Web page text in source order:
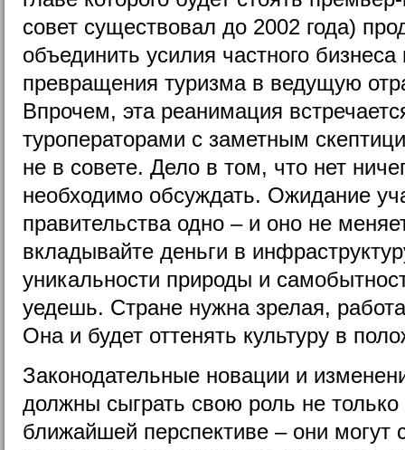
совет существовал до 2002 года)
объединить усилия частного бизнеса
превращения туризма в ведущую
Впрочем, эта реанимация
туроператорами с заметным
не в совете. Дело в том, что нет
необходимо обсуждать. Ожидание
правительства одно – и оно не
вкладывайте деньги в
уникальности природы и
уедешь. Стране нужна зрелая,
Она и будет оттенять культуру в
Законодательные новации и
должны сыграть свою роль не только
ближайшей перспективе – они могут